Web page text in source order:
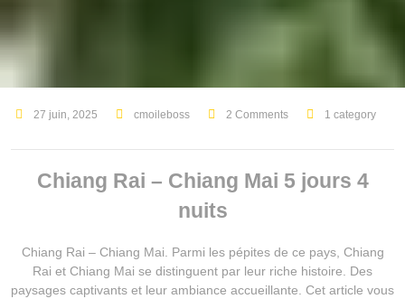
27 juin, 2025 cmoileboss 2 Comments 1 category
Chiang Rai – Chiang Mai 5 jours 4
nuits
Chiang Rai – Chiang Mai. Parmi les pépites de ce pays, Chiang
Rai et Chiang Mai se distinguent par leur riche histoire. Des
paysages captivants et leur ambiance accueillante. Cet article vous